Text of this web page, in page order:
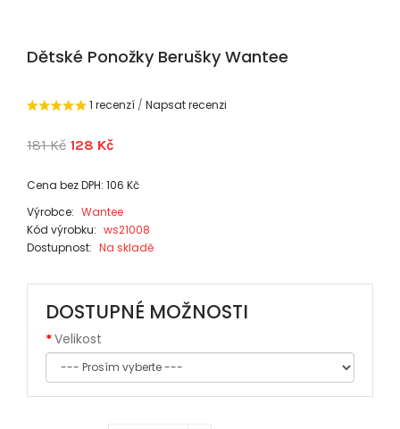
Dětské Ponožky Berušky Wantee
1 recenzí / Napsat recenzi
181 Kč 128 Kč
Cena bez DPH: 106 Kč
Výrobce: Wantee
Kód výrobku: ws21008
Dostupnost: Na skladě
DOSTUPNÉ MOŽNOSTI
Velikost